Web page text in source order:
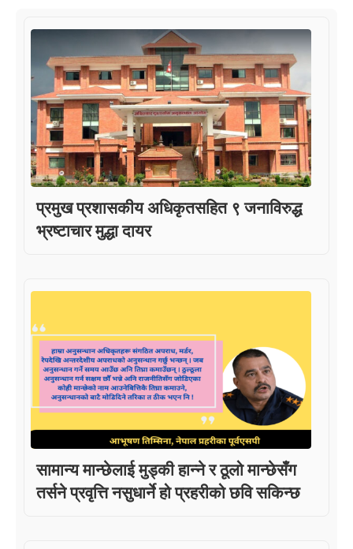
प्रमुख प्रशासकीय अधिकृतसहित ९ जनाविरुद्ध
भ्रष्टाचार मुद्धा दायर
सामान्य मान्छेलाई मुड्की हान्ने र ठूलो मान्छेसँग
तर्सने प्रवृत्ति नसुधार्ने हो प्रहरीको छवि सकिन्छ